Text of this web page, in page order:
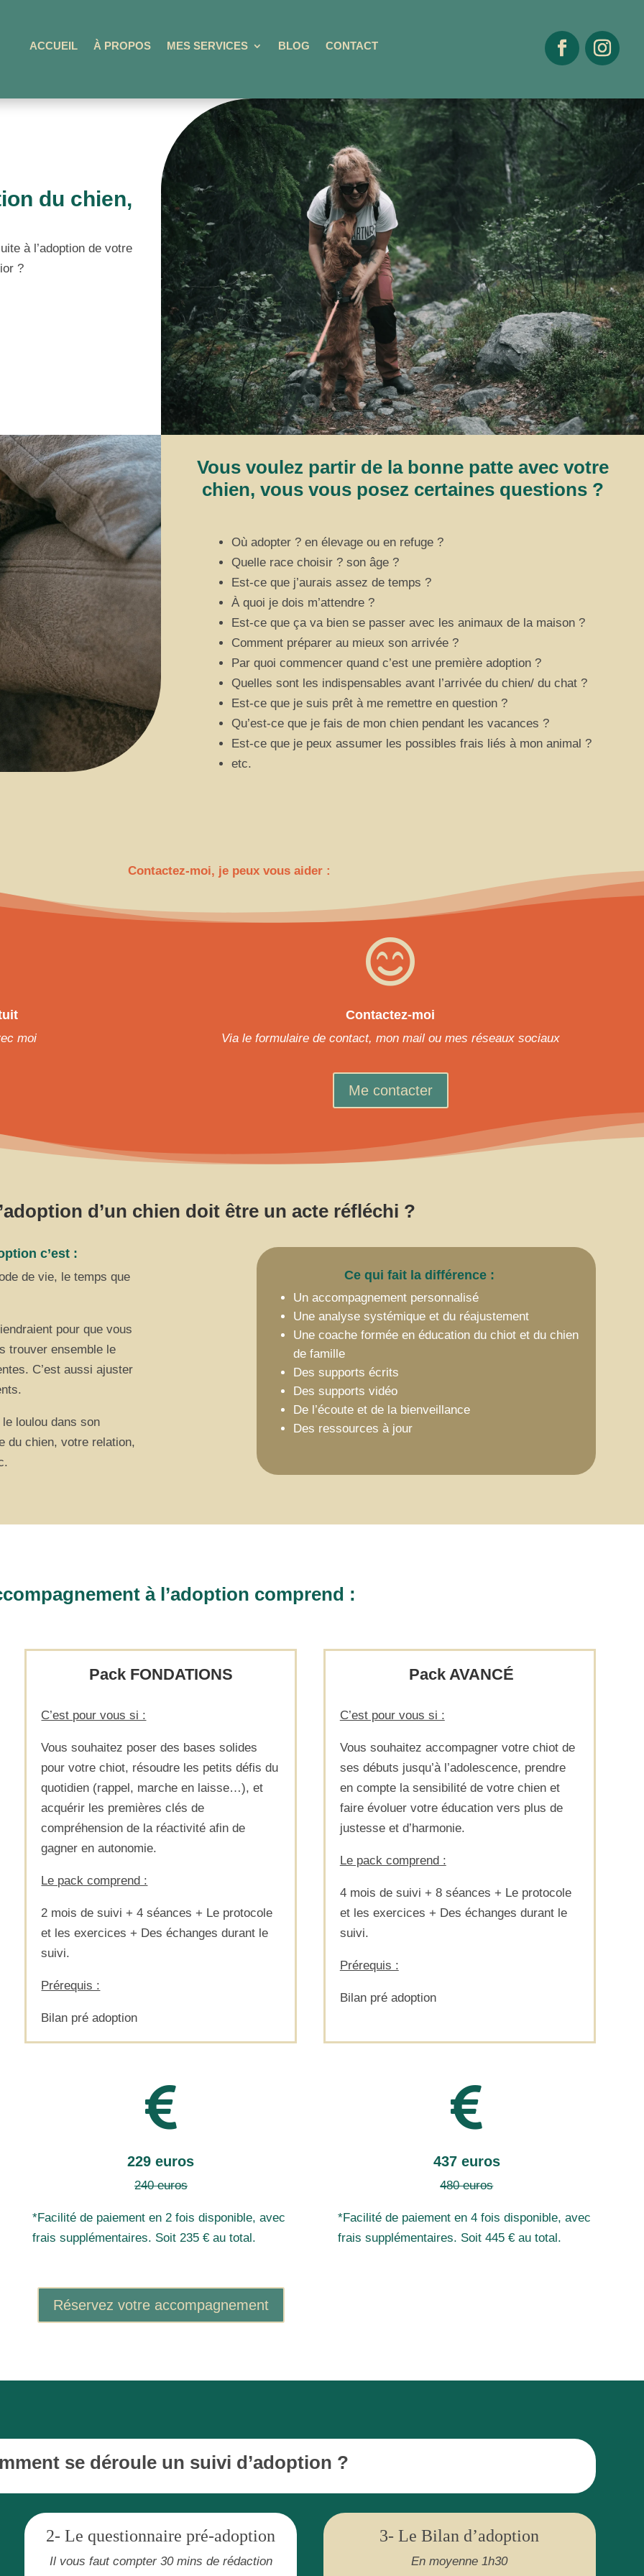
ACCUEIL À PROPOS MES SERVICES BLOG CONTACT
du chien,
à l’adoption de votre
?
Vous voulez partir de la bonne patte avec votre
chien, vous vous posez certaines questions ?
Où adopter ? en élevage ou en refuge ?
Quelle race choisir ? son âge ?
Est-ce que j’aurais assez de temps ?
À quoi je dois m’attendre ?
Est-ce que ça va bien se passer avec les animaux de la maison ?
Comment préparer au mieux son arrivée ?
Par quoi commencer quand c’est une première adoption ?
Quelles sont les indispensables avant l’arrivée du chien/ du chat ?
Est-ce que je suis prêt à me remettre en question ?
Qu’est-ce que je fais de mon chien pendant les vacances ?
Est-ce que je peux assumer les possibles frais liés à mon animal ?
etc.
Contactez-moi, je peux vous aider :
moi

Contactez-moi
Via le formulaire de contact, mon mail ou mes réseaux sociaux
Me contacter
d’un chien doit être un acte réfléchi ?
c’est :
de vie, le temps que
pour que vous
trouver ensemble le
C’est aussi ajuster
loulou dans son
du chien, votre relation,
Ce qui fait la différence :
Un accompagnement personnalisé
Une analyse systémique et du réajustement
Une coache formée en éducation du chiot et du chien
de famille
Des supports écrits
Des supports vidéo
De l’écoute et de la bienveillance
Des ressources à jour
à l’adoption comprend :
Pack FONDATIONS
C’est pour vous si :
Vous souhaitez poser des bases solides
pour votre chiot, résoudre les petits défis du
quotidien (rappel, marche en laisse…), et
acquérir les premières clés de
compréhension de la réactivité afin de
gagner en autonomie.
Le pack comprend :
2 mois de suivi + 4 séances + Le protocole
et les exercices + Des échanges durant le
suivi.
Prérequis :
Bilan pré adoption
Pack AVANCÉ
C’est pour vous si :
Vous souhaitez accompagner votre chiot de
ses débuts jusqu’à l’adolescence, prendre
en compte la sensibilité de votre chien et
faire évoluer votre éducation vers plus de
justesse et d’harmonie.
Le pack comprend :
4 mois de suivi + 8 séances + Le protocole
et les exercices + Des échanges durant le
suivi.
Prérequis :
Bilan pré adoption

229 euros
240 euros
*Facilité de paiement en 2 fois disponible, avec
frais supplémentaires. Soit 235 € au total.

437 euros
480 euros
*Facilité de paiement en 4 fois disponible, avec
frais supplémentaires. Soit 445 € au total.
Réservez votre accompagnement
se déroule un suivi d’adoption ?
2- Le questionnaire pré-adoption
Il vous faut compter 30 mins de rédaction
3- Le Bilan d’adoption
En moyenne 1h30